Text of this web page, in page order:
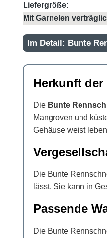
Liefergröße:
Mit Garnelen
Im Detail: Bunte
Herkunft
Die Bunte
Mangroven und
Gehäuse weist
Die Bunte
lässt. Sie kann in
Passende
Die Bunte